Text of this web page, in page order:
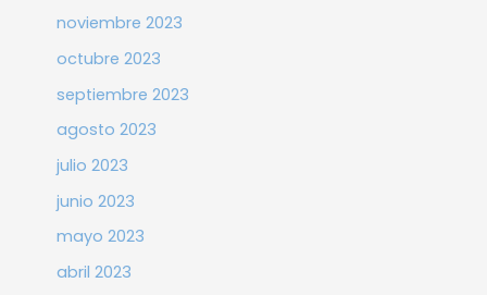
noviembre 2023
octubre 2023
septiembre 2023
agosto 2023
julio 2023
junio 2023
mayo 2023
abril 2023